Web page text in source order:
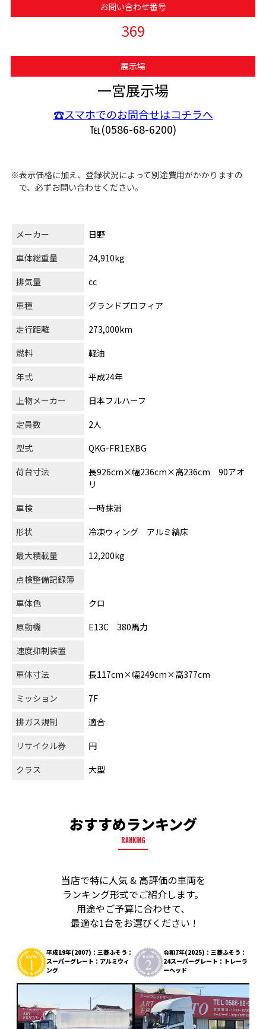
お問い合わせ番号
369
展示場
一宮展示場
☎スマホでのお問合せはコチラへ
℡(0586-68-6200)
※表示価格に加え、登録状況によって別途費用がかかりますの
で、必ずお問い合わせください。
メーカー
日野
車体総重量
24,910kg
排気量
cc
車種
グランドプロフィア
走行距離
273,000km
燃料
軽油
年式
平成24年
上物メーカー
日本フルハーフ
定員数
2人
型式
QKG-FR1EXBG
荷台寸法
長926cm×幅236cm×高236cm 90アオ
リ
車検
一時抹消
形状
冷凍ウィング アルミ縞床
最大積載量
12,200kg
点検整備記録簿
車体色
クロ
原動機
E13C 380馬力
速度抑制装置
車体寸法
長117cm×幅249cm×高377cm
ミッション
7F
排ガス規制
適合
リサイクル券
円
クラス
大型
おすすめランキング
RANKING
当店で特に人気 & 高評価の車両を
ランキング形式でご紹介します。
用途やご予算に合わせて、
最適な1台をお選びください !
平成19年(2007)：三菱ふそう：
スーパーグレート：アルミウィ
ング
令和7年(2025)：三菱ふそう：
24スーパーグレート：トレーラ
ーヘッド